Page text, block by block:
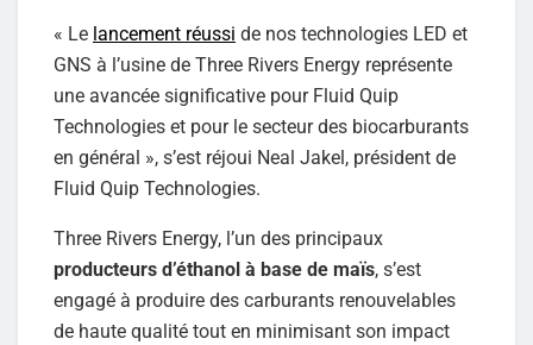
« Le lancement réussi de nos technologies LED et
GNS à l’usine de Three Rivers Energy représente
une avancée significative pour Fluid Quip
Technologies et pour le secteur des biocarburants
en général », s’est réjoui Neal Jakel, président de
Fluid Quip Technologies.
Three Rivers Energy, l’un des principaux
producteurs d’éthanol à base de maïs, s’est
engagé à produire des carburants renouvelables
de haute qualité tout en minimisant son impact